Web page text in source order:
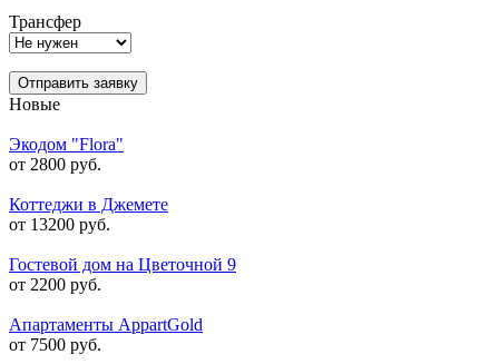
Трансфер
Отправить заявку
Новые
Экодом "Flora"
от 2800 руб.
Коттеджи в Джемете
от 13200 руб.
Гостевой дом на Цветочной 9
от 2200 руб.
Апартаменты AppartGold
от 7500 руб.